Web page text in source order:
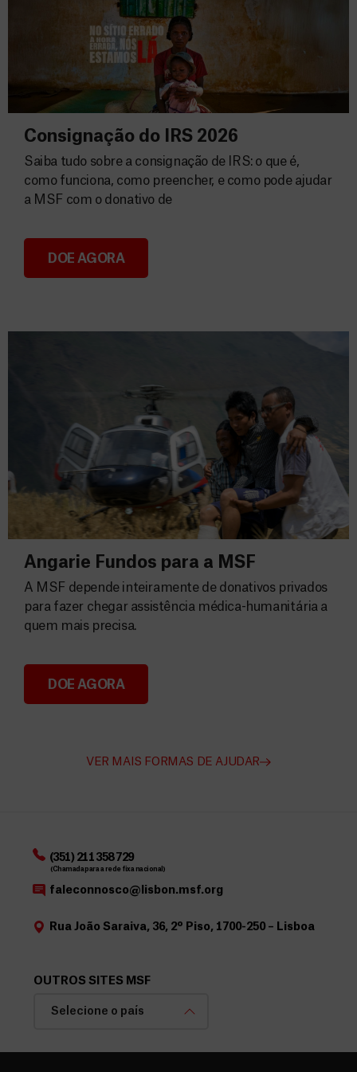
Consignação do IRS 2026
Consignação do IRS 2026
Saiba tudo sobre a consignação de IRS: o que é,
como funciona, como preencher, e como pode ajudar
a MSF com o donativo de
DOE AGORA
Angarie Fundos para a MSF
Angarie Fundos para a MSF
A MSF depende inteiramente de donativos privados
para fazer chegar assistência médica-humanitária a
quem mais precisa.
DOE AGORA
VER MAIS FORMAS DE AJUDAR
(351) 211 358 729
(Chamada para a rede fixa nacional)
faleconnosco@lisbon.msf.org
Rua João Saraiva, 36, 2º Piso, 1700-250 – Lisboa
OUTROS SITES MSF
Selecione o país